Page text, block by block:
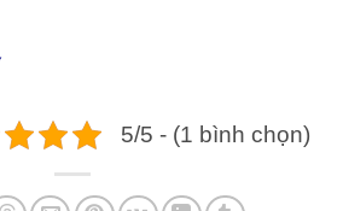
5/5 - (1 bình chọn)